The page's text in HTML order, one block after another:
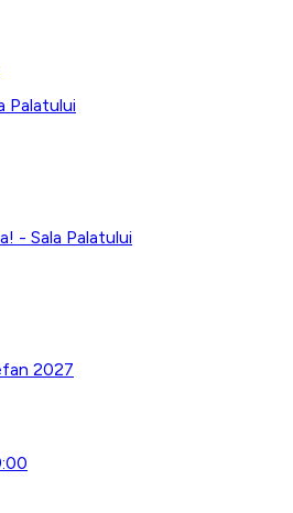
Palatului
- Sala Palatului
2027